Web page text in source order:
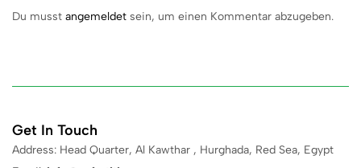
Du musst angemeldet sein, um einen Kommentar abzugeben.
Get In Touch
Address: Head Quarter, Al Kawthar , Hurghada, Red Sea, Egypt